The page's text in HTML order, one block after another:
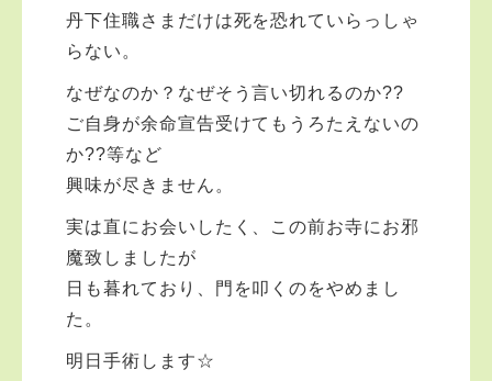
丹下住職さまだけは死を恐れていらっしゃ
らない。
なぜなのか？なぜそう言い切れるのか??
ご自身が余命宣告受けてもうろたえないの
か??等など
興味が尽きません。
実は直にお会いしたく、この前お寺にお邪
魔致しましたが
日も暮れており、門を叩くのをやめまし
た。
明日手術します☆